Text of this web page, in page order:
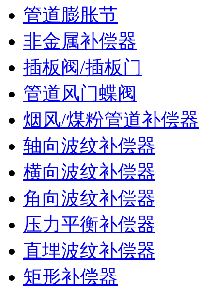
管道膨胀节
非金属补偿器
插板阀/插板门
管道风门蝶阀
烟风/煤粉管道补偿器
轴向波纹补偿器
横向波纹补偿器
角向波纹补偿器
压力平衡补偿器
直埋波纹补偿器
矩形补偿器